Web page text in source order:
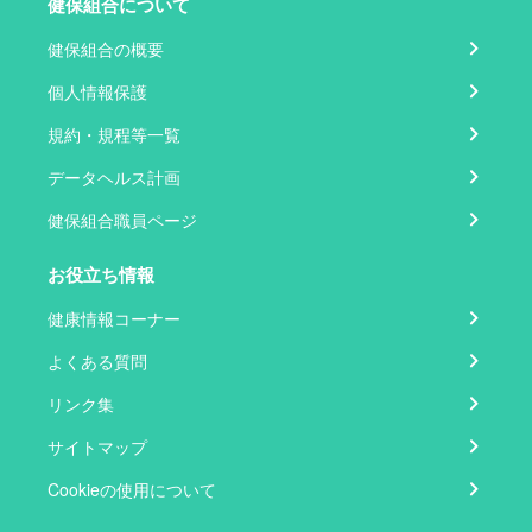
健保組合の概要
個人情報保護
規約・規程等一覧
データヘルス計画
健保組合職員ページ
お役立ち情報
健康情報コーナー
よくある質問
リンク集
サイトマップ
Cookieの使用について